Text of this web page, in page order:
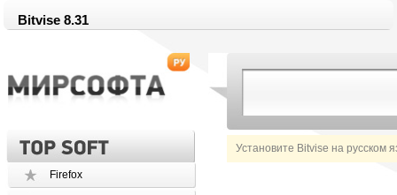
Bitvise 8.31
Установите Bitvise на русском
Firefox